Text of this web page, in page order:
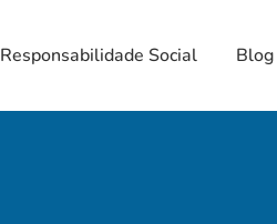
Responsabilidade Social Blog